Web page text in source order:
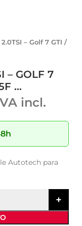
– Golf 7 GTI /
– GOLF 7
…
incl.
Autotech para